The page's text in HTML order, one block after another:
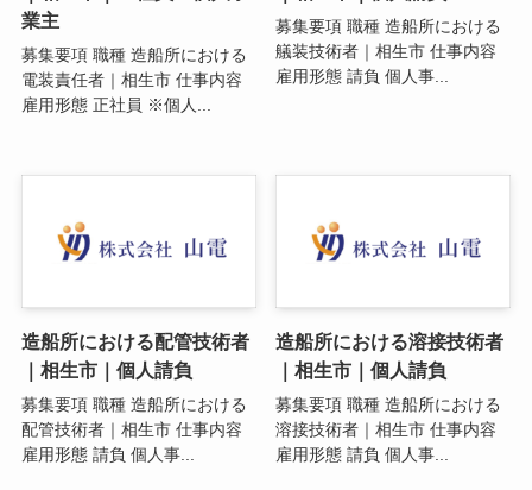
業主
募集要項 職種 造船所における
電装責任者｜相生市 仕事内容
雇用形態 正社員 ※個人...
募集要項 職種 造船所における
艤装技術者｜相生市 仕事内容
雇用形態 請負 個人事...
造船所における配管技術者
｜相生市｜個人請負
募集要項 職種 造船所における
配管技術者｜相生市 仕事内容
雇用形態 請負 個人事...
造船所における溶接技術者
｜相生市｜個人請負
募集要項 職種 造船所における
溶接技術者｜相生市 仕事内容
雇用形態 請負 個人事...